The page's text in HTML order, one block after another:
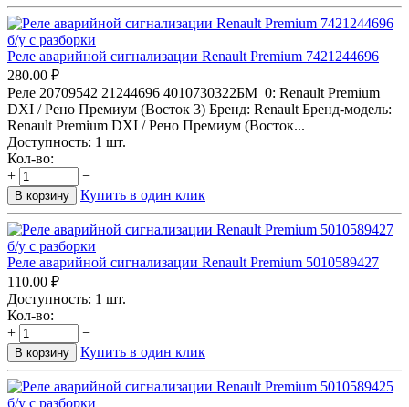
Реле аварийной сигнализации Renault Premium 7421244696
280.00 ₽
Реле 20709542 21244696 4010730322БМ_0: Renault Premium
DXI / Рено Премиум (Восток 3) Бренд: Renault Бренд-модель:
Renault Premium DXI / Рено Премиум (Восток...
Доступность: 1 шт.
Кол-во:
+
−
В корзину Купить в один клик
Реле аварийной сигнализации Renault Premium 5010589427
110.00 ₽
Доступность: 1 шт.
Кол-во:
+
−
В корзину Купить в один клик